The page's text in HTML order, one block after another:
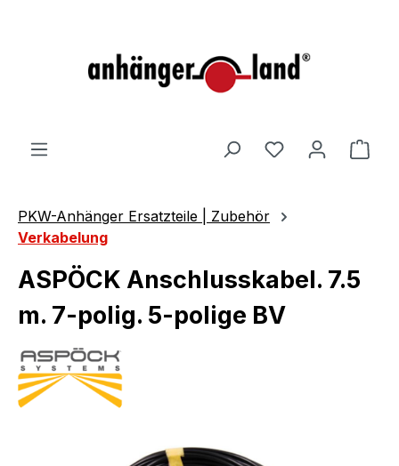
PKW-Anhänger Ersatzteile | Zubehör
Verkabelung
ASPÖCK Anschlusskabel. 7.5
m. 7-polig. 5-polige BV
Bildergalerie überspringen